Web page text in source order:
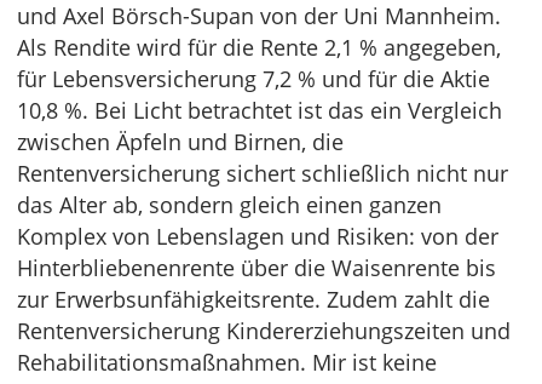
und Axel Börsch-Supan von der Uni Mannheim.
Als Rendite wird für die Rente 2,1 % angegeben,
für Lebensversicherung 7,2 % und für die Aktie
10,8 %. Bei Licht betrachtet ist das ein Vergleich
zwischen Äpfeln und Birnen, die
Rentenversicherung sichert schließlich nicht nur
das Alter ab, sondern gleich einen ganzen
Komplex von Lebenslagen und Risiken: von der
Hinterbliebenenrente über die Waisenrente bis
zur Erwerbsunfähigkeitsrente. Zudem zahlt die
Rentenversicherung Kindererziehungszeiten und
Rehabilitationsmaßnahmen. Mir ist keine